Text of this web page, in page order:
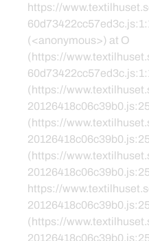
https://
(<anonymous>) at O
(https://
(https://
(https://
(https://
https://
(https://